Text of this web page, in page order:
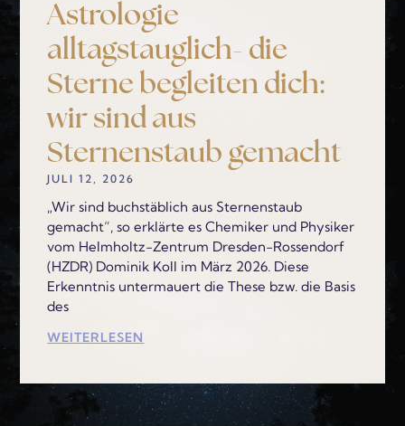
Astrologie
alltagstauglich- die
Sterne begleiten dich:
wir sind aus
Sternenstaub gemacht
JULI 12, 2026
„Wir sind buchstäblich aus Sternenstaub
gemacht“, so erklärte es Chemiker und Physiker
vom Helmholtz-Zentrum Dresden-Rossendorf
(HZDR) Dominik Koll im März 2026. Diese
Erkenntnis untermauert die These bzw. die Basis
des
WEITERLESEN